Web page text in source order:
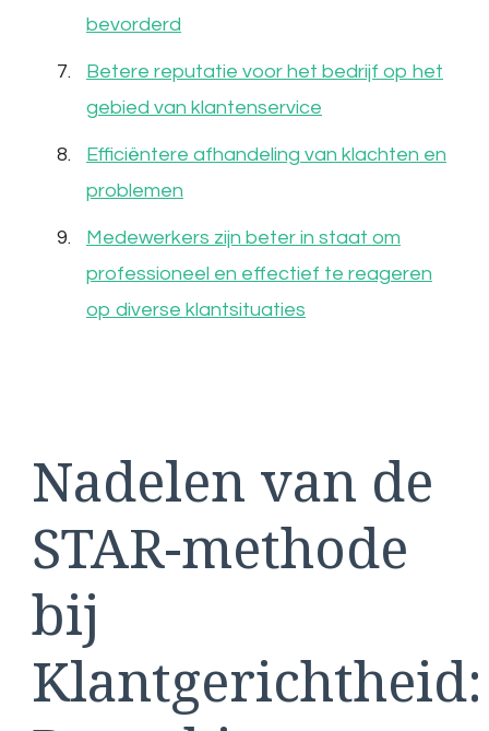
bevorderd
Betere reputatie voor het bedrijf op het
gebied van klantenservice
Efficiëntere afhandeling van klachten en
problemen
Medewerkers zijn beter in staat om
professioneel en effectief te reageren
op diverse klantsituaties
Nadelen van de
STAR-methode
bij
Klantgerichtheid: